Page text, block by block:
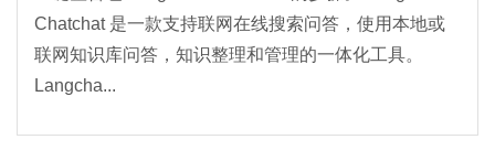
Chatchat 是一款支持联网在线搜索问答，使用本地或
联网知识库问答，知识整理和管理的一体化工具。
Langcha...